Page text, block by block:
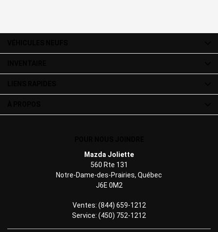
Mazda Joliette
560 Rte 131
Notre-Dame-des-Prairies, Québec
J6E 0M2
Ventes: (844) 659-1212
Service: (450) 752-1212